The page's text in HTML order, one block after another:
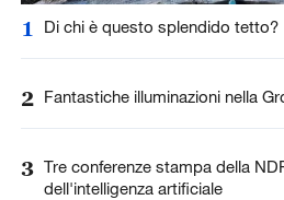
1 Di chi è questo splendido tetto?
2 Fantastiche illuminazioni nella
3 Tre conferenze stampa della
dell'intelligenza artificiale